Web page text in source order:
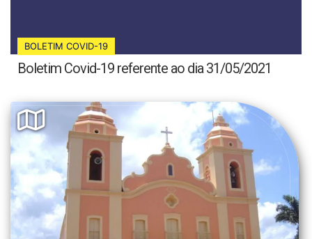
BOLETIM COVID-19
Boletim Covid-19 referente ao dia 31/05/2021